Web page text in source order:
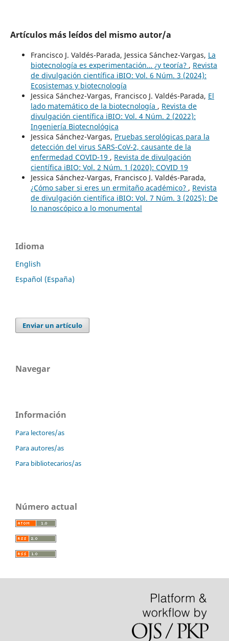
Artículos más leídos del mismo autor/a
Francisco J. Valdés-Parada, Jessica Sánchez-Vargas, La
biotecnología es experimentación… ¿y teoría? , Revista
de divulgación científica iBIO: Vol. 6 Núm. 3 (2024):
Ecosistemas y biotecnología
Jessica Sánchez-Vargas, Francisco J. Valdés-Parada, El
lado matemático de la biotecnología , Revista de
divulgación científica iBIO: Vol. 4 Núm. 2 (2022):
Ingeniería Biotecnológica
Jessica Sánchez-Vargas, Pruebas serológicas para la
detección del virus SARS-CoV-2, causante de la
enfermedad COVID-19 , Revista de divulgación
científica iBIO: Vol. 2 Núm. 1 (2020): COVID 19
Jessica Sánchez-Vargas, Francisco J. Valdés-Parada,
¿Cómo saber si eres un ermitaño académico? , Revista
de divulgación científica iBIO: Vol. 7 Núm. 3 (2025): De
lo nanoscópico a lo monumental
Idioma
English
Español (España)
Enviar un artículo
Navegar
Información
Para lectores/as
Para autores/as
Para bibliotecarios/as
Número actual